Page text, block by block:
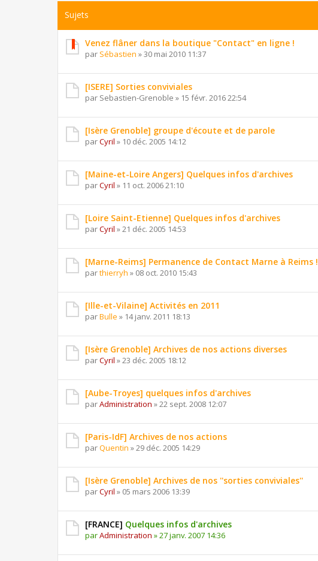
Sujets
Venez flâner dans la boutique "Contact" en ligne !
par Sébastien »30 mai 2010 11:37
[ISERE] Sorties conviviales
par Sebastien-Grenoble » 15 févr. 2016 22:54
[Isère Grenoble] groupe d'écoute et de parole
parCyril » 10 déc. 2005 14:12
[Maine-et-Loire Angers] Quelques infos d'archives
parCyril » 11 oct. 2006 21:10
[Loire Saint-Etienne] Quelques infos d'archives
parCyril »21 déc. 2005 14:53
[Marne-Reims] Permanence de Contact Marne à Reims !
parthierryh » 08 oct. 2010 15:43
[Ille-et-Vilaine] Activités en 2011
parBulle » 14 janv. 2011 18:13
[Isère Grenoble] Archives de nos actions diverses
parCyril »23 déc. 2005 18:12
[Aube-Troyes] quelques infos d'archives
parAdministration »22 sept. 2008 12:07
[Paris-IdF] Archives de nos actions
parQuentin »29 déc. 2005 14:29
[Isère Grenoble] Archives de nos ''sorties conviviales''
parCyril » 05 mars 2006 13:39
[FRANCE] Quelques infos d'archives
parAdministration »27 janv. 2007 14:36